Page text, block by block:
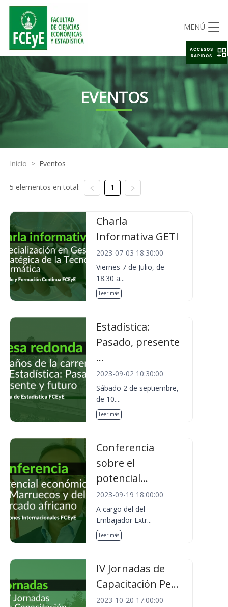
MENÚ
EVENTOS
Inicio > Eventos
5 elementos en total: 1
Charla
Informativa GETI
2023-07-03 18:30:00
Viernes 7 de Julio, de
18.30 a...
Leer más
Estadística:
Pasado, presente
...
2023-09-02 10:30:00
Sábado 2 de septiembre,
de 10....
Leer más
Conferencia
sobre el
potencial...
2023-09-19 18:00:00
A cargo del del
Embajador Extr...
Leer más
IV Jornadas de
Capacitación Pe...
2023-10-20 17:00:00
ACCESOS
RAPIDOS